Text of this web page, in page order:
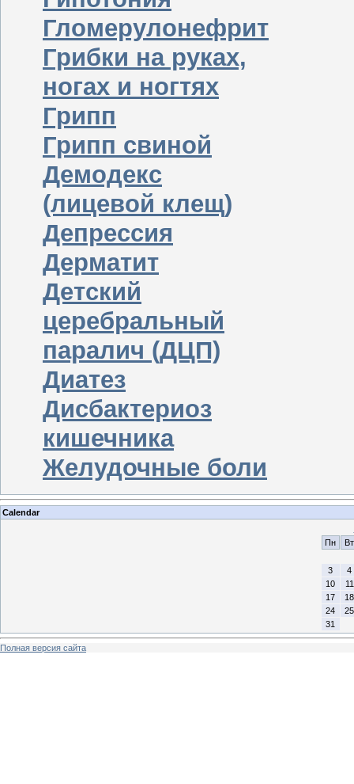
Гломерулонефрит
Грибки на руках,
ногах и ногтях
Грипп
Грипп свиной
Демодекс
(лицевой клещ)
Депрессия
Дерматит
Детский
церебральный
паралич (ДЦП)
Диатез
Дисбактериоз
кишечника
Желудочные боли
Calendar
Пн
Вт
3
4
10
11
17
18
24
25
31
Полная версия сайта